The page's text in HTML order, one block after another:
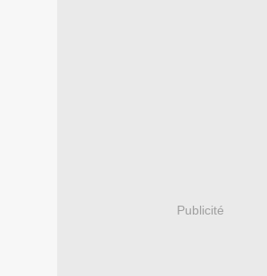
Publicité